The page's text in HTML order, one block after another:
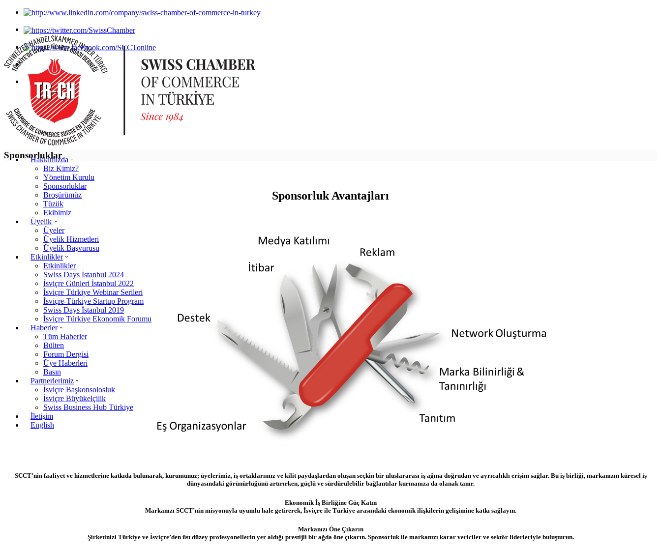
Hakkımızda
Biz Kimiz?
Yönetim Kurulu
Sponsorluklar
Broşürümüz
Tüzük
Ekibimiz
Üyelik
Üyeler
Üyelik Hizmetleri
Üyelik Başvurusu
Etkinlikler
Etkinlikler
Swiss Days İstanbul 2024
İsviçre Günleri İstanbul 2022
İsviçre Türkiye Webinar Serileri
İsviçre-Türkiye Startup Program
Swiss Days İstanbul 2019
İsviçre Türkiye Ekonomik Forumu
Haberler
Tüm Haberler
Bülten
Forum Dergisi
Üye Haberleri
Basın
Partnerlerimiz
İsviçre Başkonsolosluk
İsviçre Büyükelçilik
Swiss Business Hub Türkiye
İletişim
English
Sponsorluklar
Sponsorluk Avantajları
SCCT’nin faaliyet ve hizmetlerine katkıda bulunarak, kurumunuz; üyelerimiz, iş ortaklarımız ve kilit paydaşlardan oluşan seçkin bir uluslararası iş ağına doğrudan ve ayrıcalıklı erişim sağlar. Bu iş birliği, markanızın küresel iş
dünyasındaki görünürlüğünü artırırken, güçlü ve sürdürülebilir bağlantılar kurmanıza da olanak tanır.
Ekonomik İş Birliğine Güç Katın
Markanızı SCCT’nin misyonuyla uyumlu hale getirerek, İsviçre ile Türkiye arasındaki ekonomik ilişkilerin gelişimine katkı sağlayın.
Markanızı Öne Çıkarın
Şirketinizi Türkiye ve İsviçre’den üst düzey profesyonellerin yer aldığı prestijli bir ağda öne çıkarın. Sponsorluk ile markanızı karar vericiler ve sektör liderleriyle buluşturun.